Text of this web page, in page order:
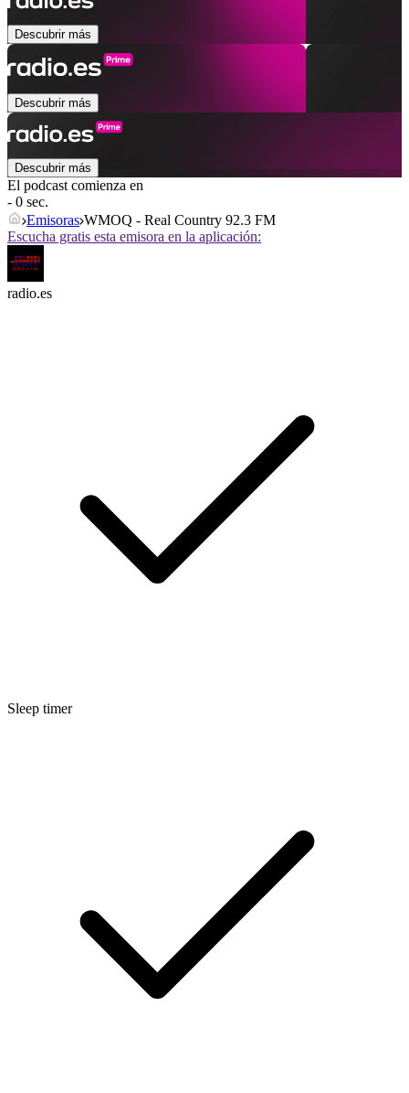
Descubrir más
Descubrir más
Descubrir más
El podcast comienza en
- 0 sec.
Emisoras WMOQ - Real Country 92.3 FM
Escucha gratis esta emisora en la aplicación:
radio.es
Sleep timer